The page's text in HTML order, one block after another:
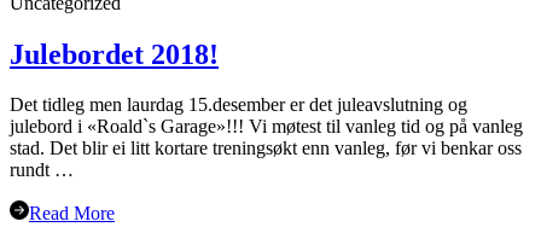
Julebordet 2018!
Det tidleg men laurdag 15.desember er det juleavslutning og
julebord i «Roald`s Garage»!!! Vi møtest til vanleg tid og på vanleg
stad. Det blir ei litt kortare treningsøkt enn vanleg, før vi benkar oss
rundt …
Read More